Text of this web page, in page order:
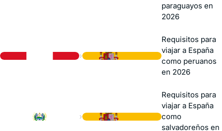
paraguayos en
2026
›
Requisitos para
viajar a España
como peruanos
en 2026
›
Requisitos para
viajar a España
como
salvadoreños en